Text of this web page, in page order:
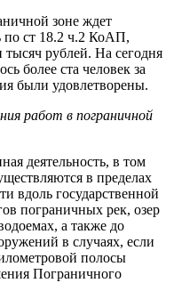
зоне ждет
по ст 18.2 ч.2 КоАП,
рублей. На сегодня
более ста человек за
были удовлетворены.
работ в пограничной
деятельность, в том
в пределах
вдоль государственной
пограничных рек, озер
а также до
в случаях, если
полосы
Пограничного